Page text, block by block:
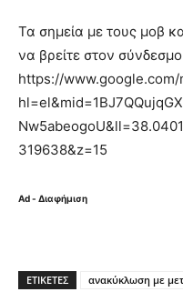
Τα σημεία με τους μοβ
να βρείτε στον
https://
319638&z=15
Ad - Διαφήμιση
ΕΤΙΚΈΤΕΣ ανακύκλωση με